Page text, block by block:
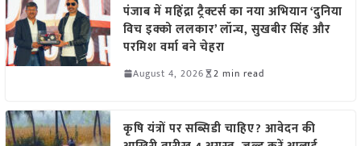
पंजाब में महिंद्रा ट्रैक्टर्स का नया अभियान ‘दुनिया
विच इक्को ललकार’ लॉन्च, सुखबीर सिंह और
परमिश वर्मा बने चेहरा
August 4, 2026 2 min read
कृषि यंत्रों पर सब्सिडी चाहिए? आवेदन की